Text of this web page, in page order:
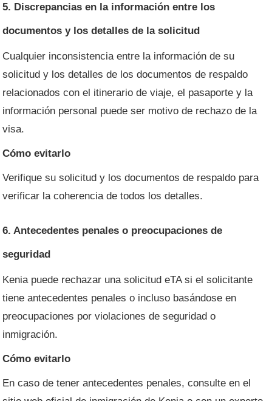
5. Discrepancias en la información entre los
documentos y los detalles de la solicitud
Cualquier inconsistencia entre la información de su
solicitud y los detalles de los documentos de respaldo
relacionados con el itinerario de viaje, el pasaporte y la
información personal puede ser motivo de rechazo de la
visa.
Cómo evitarlo
Verifique su solicitud y los documentos de respaldo para
verificar la coherencia de todos los detalles.
6. Antecedentes penales o preocupaciones de
seguridad
Kenia puede rechazar una solicitud eTA si el solicitante
tiene antecedentes penales o incluso basándose en
preocupaciones por violaciones de seguridad o
inmigración.
Cómo evitarlo
En caso de tener antecedentes penales, consulte en el